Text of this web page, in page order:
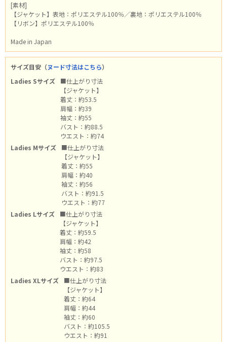
[素材]
【ジャケット】表地：ポリエステル100％／裏地：ポリエステル100％
【リボン】ポリエステル100％
Made in Japan
サイズ目安（ヌード寸法はこちら）
Ladies Sサイズ
■仕上がり寸法
【ジャケット】
着丈：約53.5
肩幅：約39
袖丈：約55
バスト：約88.5
ウエスト：約74
Ladies Mサイズ
■仕上がり寸法
【ジャケット】
着丈：約55
肩幅：約40
袖丈：約56
バスト：約91.5
ウエスト：約77
Ladies Lサイズ
■仕上がり寸法
【ジャケット】
着丈：約59.5
肩幅：約42
袖丈：約58
バスト：約97.5
ウエスト：約83
Ladies XLサイズ
■仕上がり寸法
【ジャケット】
着丈：約64
肩幅：約44
袖丈：約60
バスト：約105.5
ウエスト：約91